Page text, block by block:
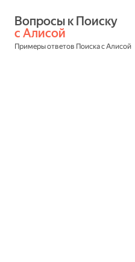
с Алисой
Примеры ответов Поиска с Алисой